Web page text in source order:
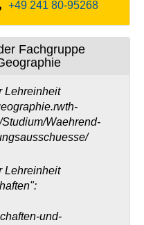
+49 241 80-95268
Fachgruppe
Lehreinheit
Waehrend-
Lehreinheit
und-